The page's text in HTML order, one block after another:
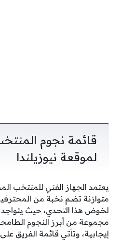
قائمة نجوم
لموقعة نيوزيلندا
يعتمد الجهاز الفني للمنتخب
متوازنة تضم نخبة من
لخوض هذا التحدي، حيث يتواجد
مجموعة من أبرز النجوم
إيجابية، وتأتي قائمة الفريق على